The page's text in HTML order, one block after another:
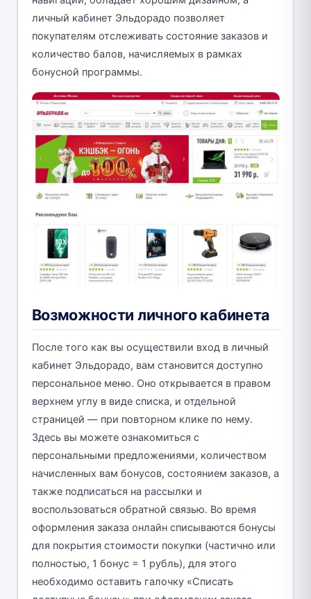
личный кабинет Эльдорадо позволяет
покупателям отслеживать состояние заказов и
количество балов, начисляемых в рамках
бонусной программы.
Возможности личного кабинета
После того как вы осуществили вход в личный
кабинет Эльдорадо, вам становится доступно
персональное меню. Оно открывается в правом
верхнем углу в виде списка, и отдельной
страницей — при повторном клике по нему.
Здесь вы можете ознакомиться с
персональными предложениями, количеством
начисленных вам бонусов, состоянием заказов, а
также подписаться на рассылки и
воспользоваться обратной связью. Во время
оформления заказа онлайн списываются бонусы
для покрытия стоимости покупки (частично или
полностью, 1 бонус = 1 рубль), для этого
необходимо оставить галочку «Списать